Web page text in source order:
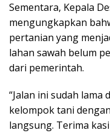
Sementara, Kepala
mengungkapkan
pertanian yang
lahan sawah belum
dari pemerintah.
“Jalan ini sudah lama
kelompok tani
langsung. Terima